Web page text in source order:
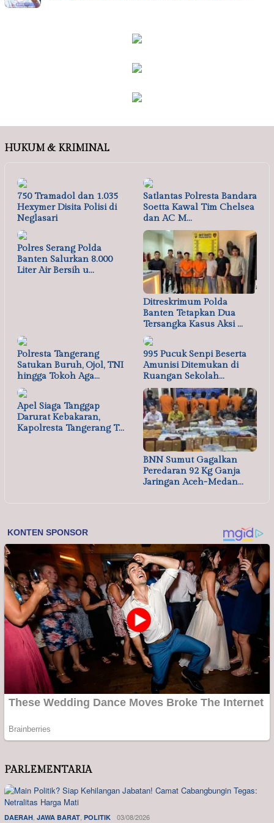
HUKUM & KRIMINAL
750 Tramadol dan 1.035
Hexymer Disita Polisi di
Neglasari
Satlantas Polresta Bandara
Soetta Kawal Tim Chelsea
dan AC M…
Polres Serang Polda
Banten Salurkan 8.000
Liter Air Bersih u…
Ditreskrimum Polda
Banten Tetapkan Dua
Tersangka Kasus Aksi …
Polresta Tangerang
Satukan Buruh, Ojol, TNI
hingga Tokoh Aga…
995 Pucuk Senpi Beserta
Amunisi Ditemukan di
Ruangan Sekolah…
Apel Siaga Tanggap
Darurat Kebakaran,
Kapolresta Tangerang T…
BNN Sumut Gagalkan
Peredaran 92 Kg Ganja
Jaringan Aceh-Medan…
PARLEMENTARIA
DAERAH JAWA BARAT POLITIK 03/08/2026